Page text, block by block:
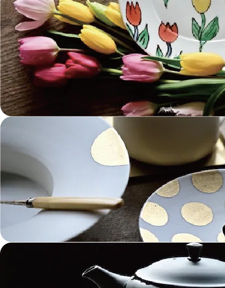
きることとなるものを含みます。）、もし
くは個人識別符号が含まれる情報を意味す
るものとします。
2. 個人情報の利用目的
当ショップは、お客様の個人情報を、以下
の目的で利用致します。
（１） 当ショップサービスの提供のため
（２） 当ショップサービスに関するご案内
、お問い合わせ等への対応のため
（３） 当ショップの商品、サービス等のご
案内のため
（４） 当ショップサービスに関する当ショ
ップの規約、ポリシー等（以下「規約等」
といいます。）に違反する行為に対する対
（５） 当ショップサービスに関する規約等
の変更などを通知するため